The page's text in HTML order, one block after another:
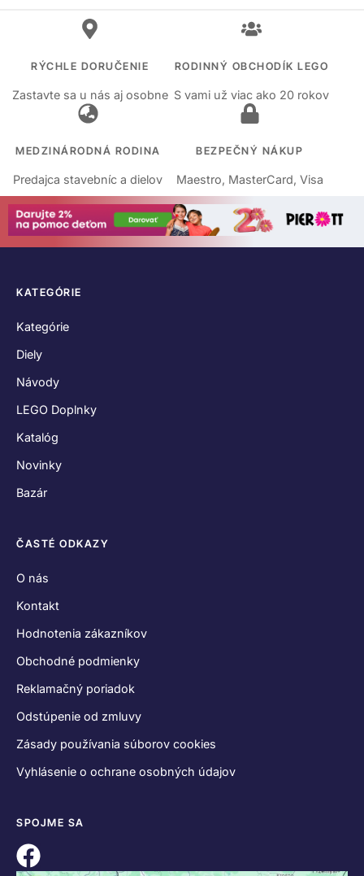
RÝCHLE DORUČENIE
Zastavte sa u nás aj osobne
RODINNÝ OBCHODÍK LEGO
S vami už viac ako 20 rokov
MEDZINÁRODNÁ RODINA
Predajca stavebníc a dielov
BEZPEČNÝ NÁKUP
Maestro, MasterCard, Visa
KATEGÓRIE
Kategórie
Diely
Návody
LEGO Doplnky
Katalóg
Novinky
Bazár
ČASTÉ ODKAZY
O nás
Kontakt
Hodnotenia zákazníkov
Obchodné podmienky
Reklamačný poriadok
Odstúpenie od zmluvy
Zásady používania súborov cookies
Vyhlásenie o ochrane osobných údajov
SPOJME SA